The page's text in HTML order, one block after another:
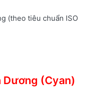
(theo tiêu chuẩn ISO
Dương (Cyan)